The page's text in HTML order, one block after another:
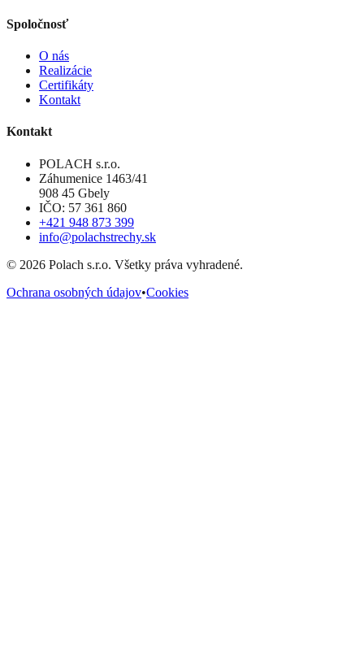
Spoločnosť
O nás
Realizácie
Certifikáty
Kontakt
Kontakt
POLACH s.r.o.
Záhumenice 1463/41
908 45 Gbely
IČO: 57 361 860
+421 948 873 399
info@polachstrechy.sk
© 2026 Polach s.r.o. Všetky práva vyhradené.
Ochrana osobných údajov•Cookies